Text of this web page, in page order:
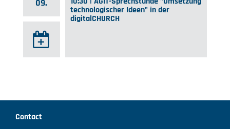
09.
technologischer Ideen" in der
digitalCHURCH
Contact